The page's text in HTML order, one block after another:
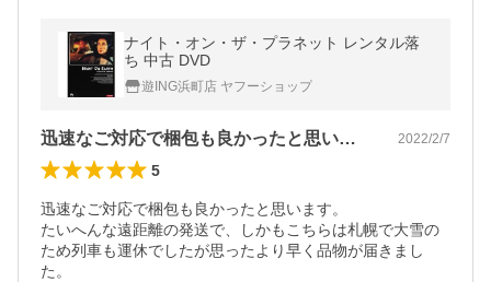
ナイト・オン・ザ・プラネット レンタル落
ち 中古 DVD
遊ING浜町店 ヤフーショップ
迅速なご対応で梱包も良かったと思います… 2022/2/7
5
迅速なご対応で梱包も良かったと思います。
たいへんな遠距離の発送で、しかもこちらは札幌で大雪の
ため列車も運休でしたが思ったより早く品物が届きまし
た。